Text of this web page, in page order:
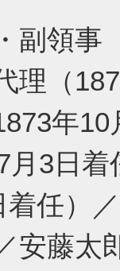
副領事
理（
年
7月3日
着任）
安藤太